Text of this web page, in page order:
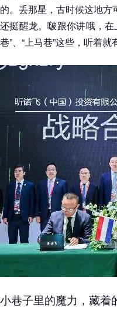
的。丢那星，古时候这地
还挺醒龙。啵跟你讲哦，
巷”、“上马巷”这些，听着就
小巷子里的魔力，藏着